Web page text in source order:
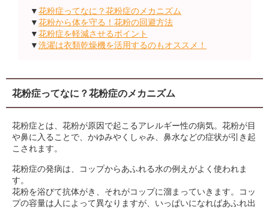
▼花粉症ってなに？花粉症のメカニズム
▼花粉から体を守る！花粉の回避方法
▼花粉症を軽減させるポイント
▼洗濯は衣類乾燥機を活用するのもオススメ！
花粉症ってなに？花粉症のメカニズム
花粉症とは、花粉が原因で起こるアレルギー性の病気。花粉が目
や鼻に入ることで、かゆみやくしゃみ、鼻水などの症状が引き起
こされます。
花粉症の発病は、コップからあふれる水の例えがよく使われま
す。
花粉を浴びて抗体がき、それがコップに溜まっていきます。コッ
プの容量は人によって異なりますが、いっぱいになればあふれ出